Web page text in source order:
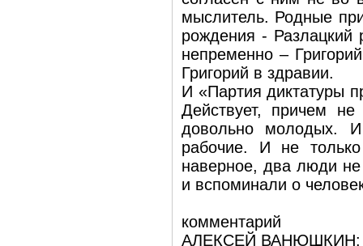
мыслитель. Родные
рождения -
непременно –
Григорий в здравии.
И «Партия диктатуры
Действует, причем
довольно молодых.
рабочие. И не
наверное, два люди
и вспоминали о
комментарий
АЛЕКСЕЙ ВАНЮШКИН: